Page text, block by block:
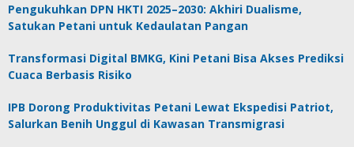
Pengukuhkan DPN HKTI 2025–2030: Akhiri Dualisme,
Satukan Petani untuk Kedaulatan Pangan
Transformasi Digital BMKG, Kini Petani Bisa Akses Prediksi
Cuaca Berbasis Risiko
IPB Dorong Produktivitas Petani Lewat Ekspedisi Patriot,
Salurkan Benih Unggul di Kawasan Transmigrasi